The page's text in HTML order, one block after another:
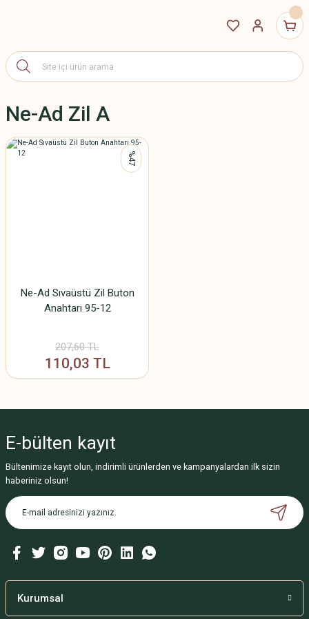
Ne-Ad Zil A
%47
Ne-Ad Sıvaüstü Zil Buton
Anahtarı 95-12
207,60 TL
110,03 TL
E-bülten kayıt
Bültenimize kayıt olun, indirimli ürünlerden ve kampanyalardan ilk sizin
haberiniz olsun!
Kurumsal